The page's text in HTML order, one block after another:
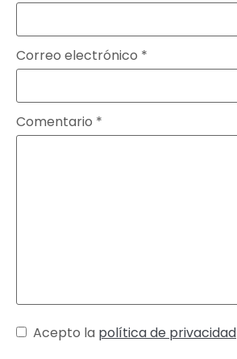
Correo electrónico *
Comentario *
Acepto la política de privacidad